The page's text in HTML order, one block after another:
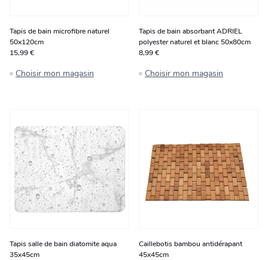
Tapis de bain microfibre naturel
50x120cm
15,99 €
Choisir mon magasin
Tapis de bain absorbant ADRIEL
polyester naturel et blanc 50x80cm
8,99 €
Choisir mon magasin
Tapis salle de bain diatomite aqua
35x45cm
Caillebotis bambou antidérapant
45x45cm